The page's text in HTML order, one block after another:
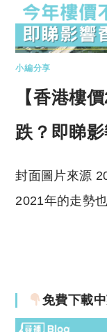
小編分享
【香港樓
跌？即睇
封面圖片來源
2021年的走勢
免費下載